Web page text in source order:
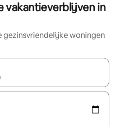
vakantieverblijven in
gezinsvriendelijke woningen
zijn, maak je een keuze